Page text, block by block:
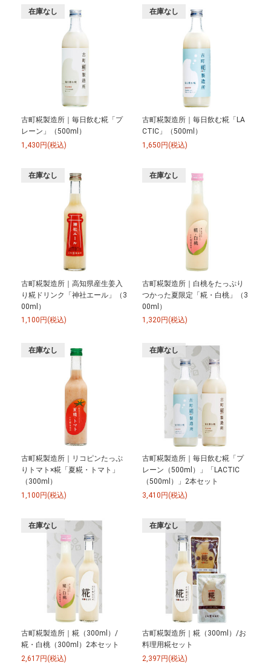
古町糀製造所｜毎日飲む糀「プ
レーン」（500ml）
1,430円(税込)
在庫なし
古町糀製造所｜毎日飲む糀「LA
CTIC」（500ml）
1,650円(税込)
在庫なし
古町糀製造所｜高知県産生姜入
り糀ドリンク「神社エール」（3
00ml）
1,100円(税込)
在庫なし
古町糀製造所｜白桃をたっぷり
つかった夏限定「糀・白桃」（3
00ml）
1,320円(税込)
在庫なし
古町糀製造所｜リコピンたっぷ
りトマト×糀「夏糀・トマト」
（300ml）
1,100円(税込)
在庫なし
古町糀製造所｜毎日飲む糀「プ
レーン（500ml）」「LACTIC
（500ml）」2本セット
3,410円(税込)
在庫なし
古町糀製造所｜糀（300ml）/
糀・白桃（300ml）2本セット
2,617円(税込)
在庫なし
古町糀製造所｜糀（300ml）/お
料理用糀セット
2,397円(税込)
在庫なし